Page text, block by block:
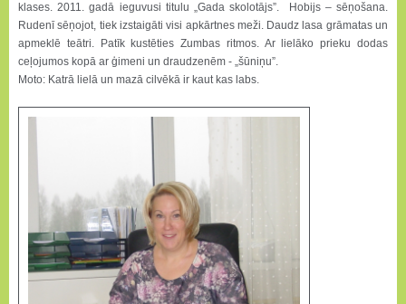
klases. 2011. gadā ieguvusi titulu „Gada skolotājs”. Hobijs – sēņošana.
Rudenī sēņojot, tiek izstaigāti visi apkārtnes meži. Daudz lasa grāmatas un
apmeklē teātri. Patīk kustēties Zumbas ritmos. Ar lielāko prieku dodas
ceļojumos kopā ar ģimeni un draudzenēm - „šūniņu”.
Moto: Katrā lielā un mazā cilvēkā ir kaut kas labs.